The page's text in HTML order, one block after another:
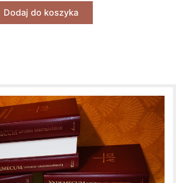
Dodaj do koszyka